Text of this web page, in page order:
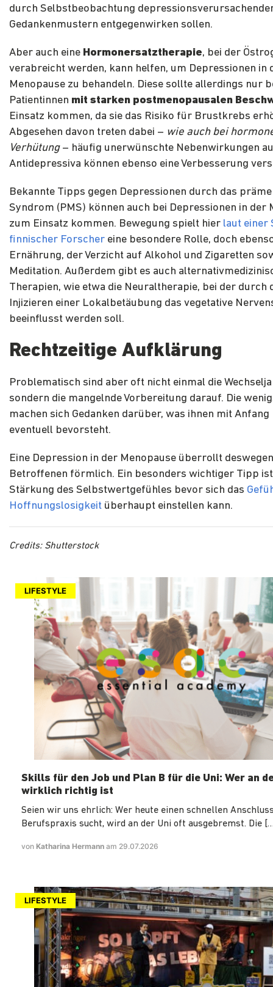
durch Selbstbeobachtung
Gedankenmustern entgegenwirken sollen.
Aber auch eine Hormonersatztherapie, bei der
verabreicht werden, kann helfen, um Depressionen in
Menopause zu behandeln. Diese sollte allerdings nur
Patientinnen mit starken postmenopausalen
Einsatz kommen, da sie das Risiko für Brustkrebs
Abgesehen davon treten dabei – wie auch bei
Verhütung– häufig unerwünschte Nebenwirkungen
Antidepressiva können ebenso eine Verbesserung
Bekannte Tipps gegen Depressionen durch das
Syndrom (PMS) können auch bei Depressionen in der
zum Einsatz kommen. Bewegung spielt hier laut einer
finnischer Forscher eine besondere Rolle, doch
Ernährung, der Verzicht auf Alkohol und Zigaretten
Meditation. Außerdem gibt es auch
Therapien, wie etwa die Neuraltherapie, bei der durch
Injizieren einer Lokalbetäubung das vegetative
beeinflusst werden soll.
Rechtzeitige Aufklärung
Problematisch sind aber oft nicht einmal die
sondern die mangelnde Vorbereitung darauf. Die
machen sich Gedanken darüber, was ihnen mit
eventuell bevorsteht.
Eine Depression in der Menopause überrollt
Betroffenen förmlich. Ein besonders wichtiger Tipp
Stärkung des Selbstwertgefühles bevor sich das
Hoffnungslosigkeit überhaupt einstellen kann.
Credits: Shutterstock
LIFESTYLE
Skills für den Job und Plan B für die Uni: Wer an
wirklich richtig ist
Seien wir uns ehrlich: Wer heute einen schnellen
Berufspraxis sucht, wird an der Uni oft ausgebremst. Die
von Katharina Hermann am 29.07.2026
LIFESTYLE